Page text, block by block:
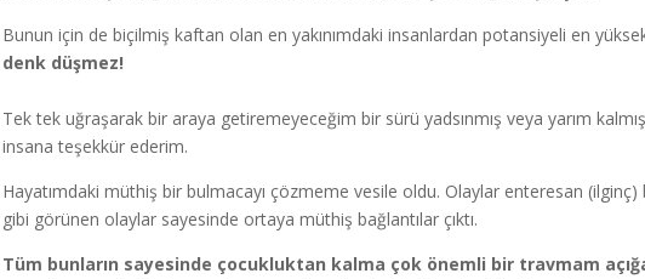
Bunun için de biçilmiş kaftan olan en yakınımdaki insanlardan potansiyeli en
denk düşmez!
Tek tek uğraşarak bir araya getiremeyeceğim bir sürü yadsınmış veya yarım
insana teşekkür ederim.
Hayatımdaki müthiş bir bulmacayı çözmeme vesile oldu. Olaylar enteresan
gibi görünen olaylar sayesinde ortaya müthiş bağlantılar çıktı.
Tüm bunların sayesinde çocukluktan kalma çok önemli bir travmam